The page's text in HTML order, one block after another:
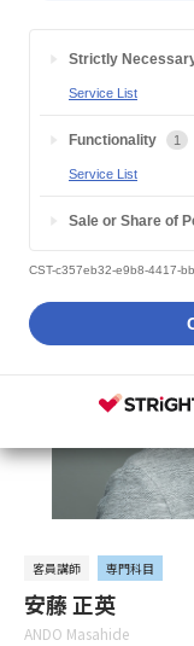
Strictly
Service List
Functionality 1
Service List
Sale or Share of
CST-c357eb32-e9b8-4417-
教員概要
客員講師 専門科目
安藤 正英
ANDO Masahide